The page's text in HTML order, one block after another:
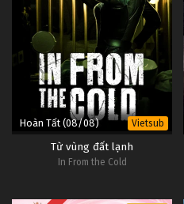
Hoàn Tất (08/08) Vietsub
Từ vùng đất lạnh
In From the Cold